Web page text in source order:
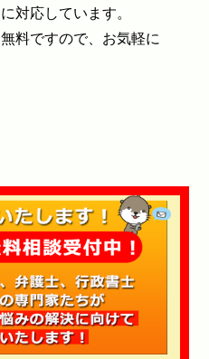
対応しています。
料ですので、お気軽に